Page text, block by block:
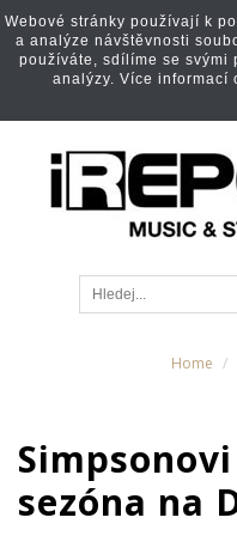
Home
sezóna na
Webové stránky používají k
a analýze návštěvnosti
používáte, sdílíme se svými
analýzy. Více informací